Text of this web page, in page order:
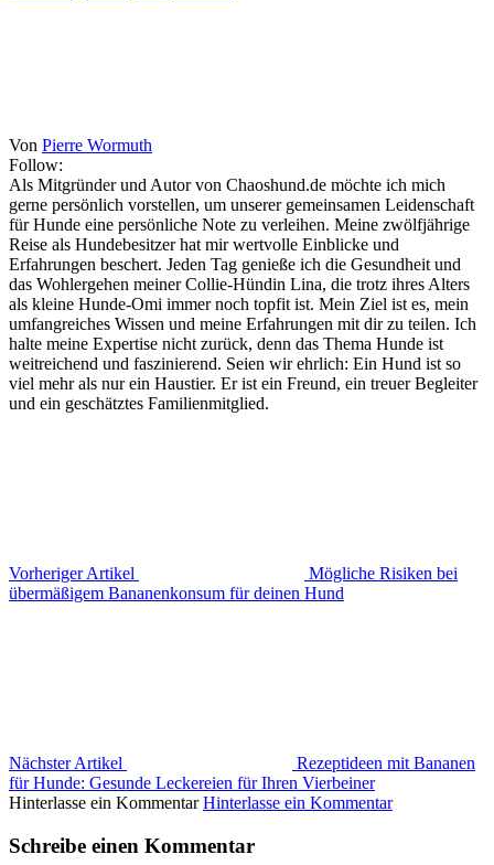
Von Pierre Wormuth
Follow:
Als Mitgründer und Autor von Chaoshund.de möchte ich mich
gerne persönlich vorstellen, um unserer gemeinsamen Leidenschaft
für Hunde eine persönliche Note zu verleihen. Meine zwölfjährige
Reise als Hundebesitzer hat mir wertvolle Einblicke und
Erfahrungen beschert. Jeden Tag genieße ich die Gesundheit und
das Wohlergehen meiner Collie-Hündin Lina, die trotz ihres Alters
als kleine Hunde-Omi immer noch topfit ist. Mein Ziel ist es, mein
umfangreiches Wissen und meine Erfahrungen mit dir zu teilen. Ich
halte meine Expertise nicht zurück, denn das Thema Hunde ist
weitreichend und faszinierend. Seien wir ehrlich: Ein Hund ist so
viel mehr als nur ein Haustier. Er ist ein Freund, ein treuer Begleiter
und ein geschätztes Familienmitglied.
Vorheriger Artikel
Mögliche Risiken bei
übermäßigem Bananenkonsum für deinen Hund
Nächster Artikel
Rezeptideen mit Bananen
für Hunde: Gesunde Leckereien für Ihren Vierbeiner
Hinterlasse ein Kommentar Hinterlasse ein Kommentar
Schreibe einen Kommentar